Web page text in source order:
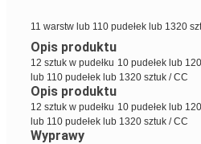
11 warstw lub 110 pudełek lub 1320
Opis produktu
12 sztuk w pudełku 10 pudełek lub
lub 110 pudełek lub 1320 sztuk / CC
Opis produktu
12 sztuk w pudełku 10 pudełek lub
lub 110 pudełek lub 1320 sztuk / CC
Wyprawy